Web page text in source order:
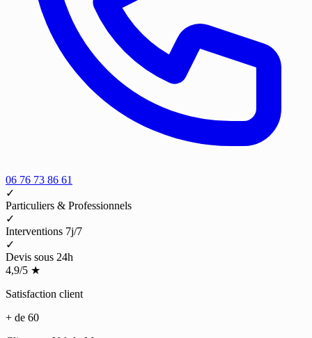
06 76 73 86 61
✓
Particuliers & Professionnels
✓
Interventions 7j/7
✓
Devis sous 24h
4,9/5 ★
Satisfaction client
+ de 60